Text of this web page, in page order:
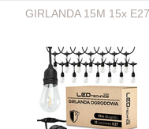
GIRLANDA 15M 15x E27